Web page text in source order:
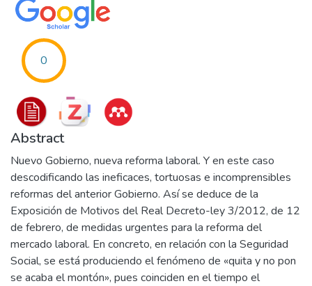
0
Abstract
Nuevo Gobierno, nueva reforma laboral. Y en este caso
descodificando las ineficaces, tortuosas e incomprensibles
reformas del anterior Gobierno. Así se deduce de la
Exposición de Motivos del Real Decreto-ley 3/2012, de 12
de febrero, de medidas urgentes para la reforma del
mercado laboral. En concreto, en relación con la Seguridad
Social, se está produciendo el fenómeno de «quita y no pon
se acaba el montón», pues coinciden en el tiempo el